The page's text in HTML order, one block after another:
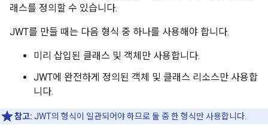
래스를 정의할 수 있습니다.
JWT를 만들 때는 다음 형식 중 하나를 사용해야 합니다.
미리 삽입된 클래스 및 객체만 사용합니다.
JWT에 완전하게 정의된 객체 및 클래스 리소스만 사용합
니다.
참고: JWT의 형식이 일관되어야 하므로 둘 중 한 형식만 사용합니다.